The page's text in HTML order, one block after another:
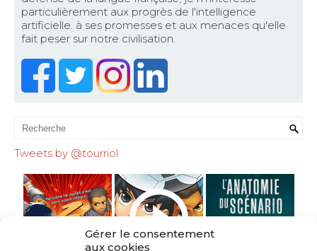
Gérer le consentement
aux cookies
particulièrement aux progrès de l'intelligence
artificielle. à ses promesses et aux menaces qu'elle
fait peser sur notre civilisation.
Tweets by @tourriol